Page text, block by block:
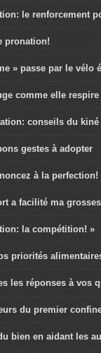
le renforcement
pronation!
» passe par le vélo
comme elle respire
conseils du kiné
gestes à adopter
à la perfection!
a facilité ma
la compétition! »
priorités
les réponses à vos
du premier
bien en aidant les